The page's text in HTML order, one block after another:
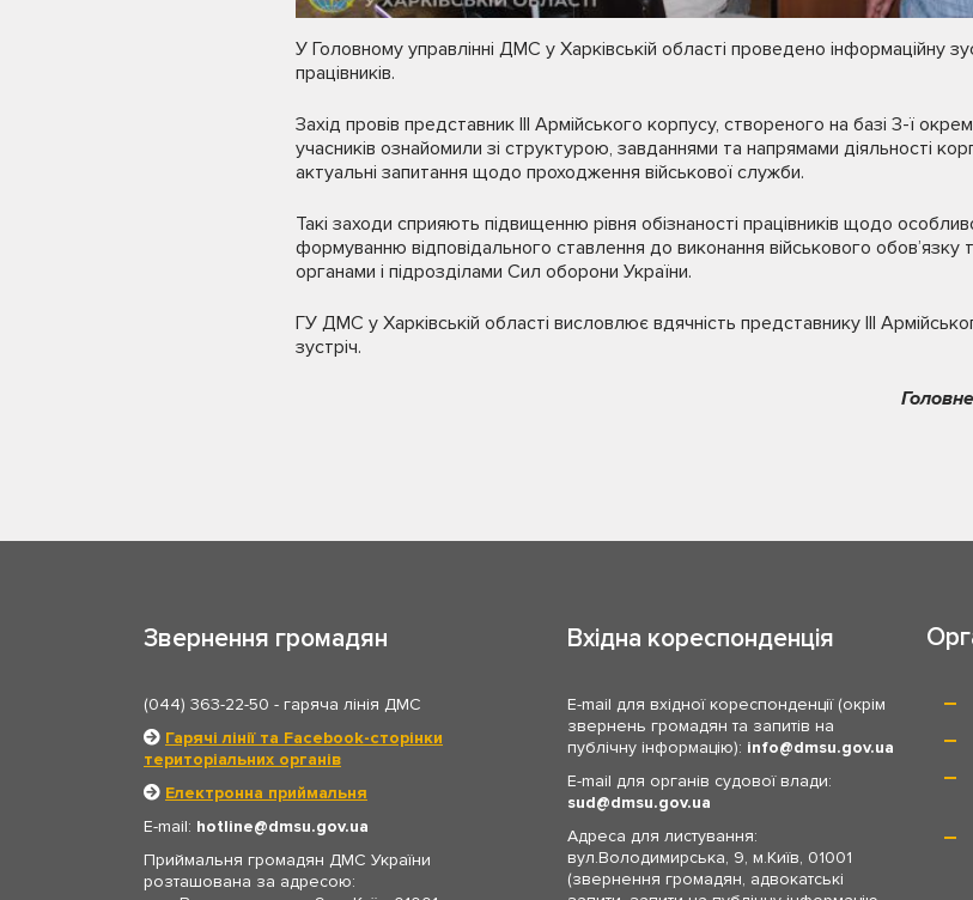
У Головному управлінні ДМС у Харківській області проведено інформаційну
працівників.
Захід провів представник ІІІ Армійського корпусу, створеного на базі 3-ї
учасників ознайомили зі структурою, завданнями та напрямами діяльності
актуальні запитання щодо проходження військової служби.
Такі заходи сприяють підвищенню рівня обізнаності працівників щодо
формуванню відповідального ставлення до виконання військового обов’язку
органами і підрозділами Сил оборони України.
ГУ ДМС у Харківській області висловлює вдячність представнику ІІІ
зустріч.
Звернення громадян
(044) 363-22-50 - гаряча лінія ДМС
Гарячі лінії та Facebook-сторінки
територіальних органів
Електронна приймальня
E-mail: hotline
dmsu.gov.ua
Приймальня громадян ДМС України
розташована за адресою:
Вхідна кореспонденція
E-mail для вхідної кореспонденції (окрім
звернень громадян та запитів на
публічну інформацію): info
dmsu.gov.ua
E-mail для органів судової влади:
sud
dmsu.gov.ua
Адреса для листування:
вул.Володимирська, 9, м.Київ, 01001
(звернення громадян, адвокатські